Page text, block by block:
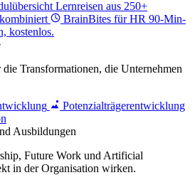
Lernreisen aus 250+
BrainBites für HR 90-Min-
kostenlos.
Transformationen, die Unternehmen
Potenzialträgerentwicklung
Ausbildungen
Future Work und Artificial
in der Organisation wirken.